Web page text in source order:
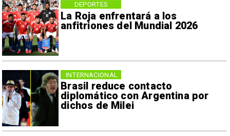
La Roja enfrentará a los
anfitriones del Mundial 2026
DEPORTES
Brasil reduce contacto
diplomático con Argentina por
dichos de Milei
INTERNACIONAL